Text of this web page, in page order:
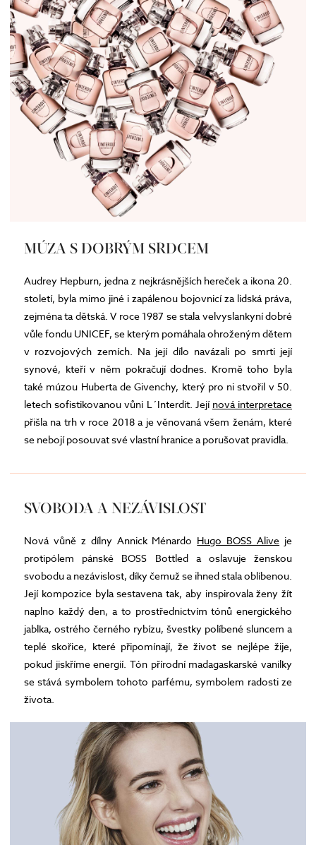
MÚZA S DOBRÝM SRDCEM
Audrey Hepburn, jedna z nejkrásnějších hereček a ikona 20.
století, byla mimo jiné i zapálenou bojovnicí za lidská práva,
zejména ta dětská. V roce 1987 se stala velvyslankyní dobré
vůle fondu UNICEF, se kterým pomáhala ohroženým dětem
v rozvojových zemích. Na její dílo navázali po smrti její
synové, kteří v něm pokračují dodnes. Kromě toho byla
také múzou Huberta de Givenchy, který pro ni stvořil v 50.
letech sofistikovanou vůni L´Interdit. Její nová interpretace
přišla na trh v roce 2018 a je věnovaná všem ženám, které
se nebojí posouvat své vlastní hranice a porušovat pravidla.
SVOBODA A NEZÁVISLOST
Nová vůně z dílny Annick Ménardo Hugo BOSS Alive je
protipólem pánské BOSS Bottled a oslavuje ženskou
svobodu a nezávislost, díky čemuž se ihned stala oblíbenou.
Její kompozice byla sestavena tak, aby inspirovala ženy žít
naplno každý den, a to prostřednictvím tónů energického
jablka, ostrého černého rybízu, švestky políbené sluncem a
teplé skořice, které připomínají, že život se nejlépe žije,
pokud jiskříme energií. Tón přírodní madagaskarské vanilky
se stává symbolem tohoto parfému, symbolem radosti ze
života.